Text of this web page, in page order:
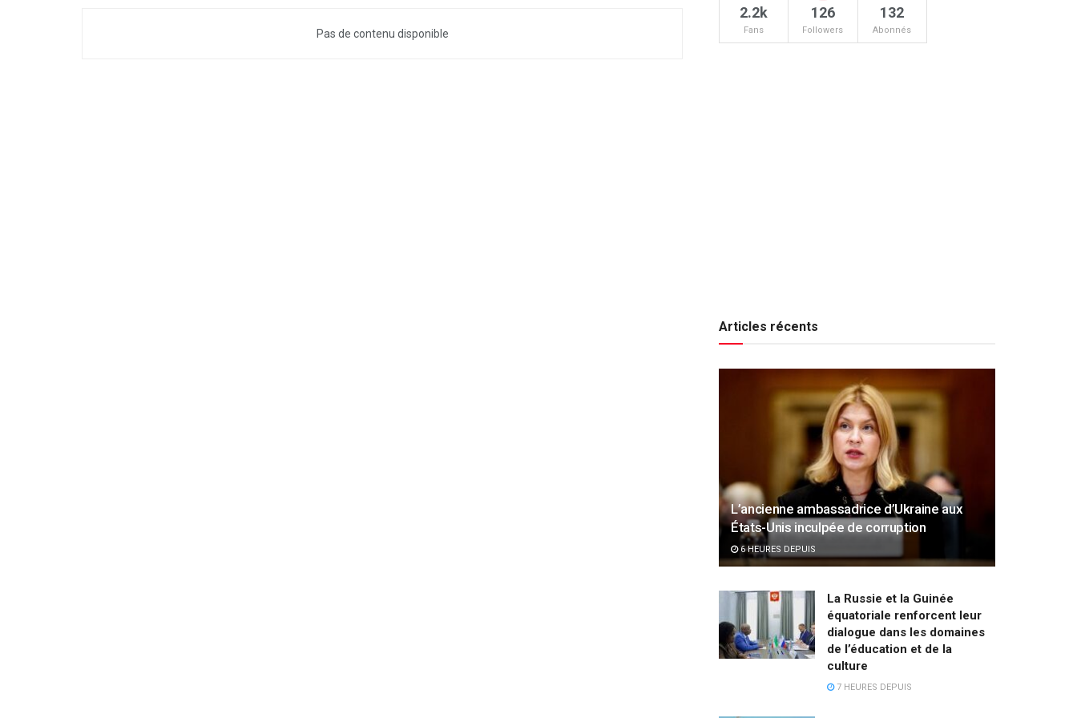
Pas de contenu disponible
2.2k
Fans
126
Followers
132
Abonnés
Articles récents
L’ancienne ambassadrice d’Ukraine aux
États-Unis inculpée de corruption
6 HEURES DEPUIS
La Russie et la Guinée
équatoriale renforcent leur
dialogue dans les domaines
de l’éducation et de la
culture
7 HEURES DEPUIS